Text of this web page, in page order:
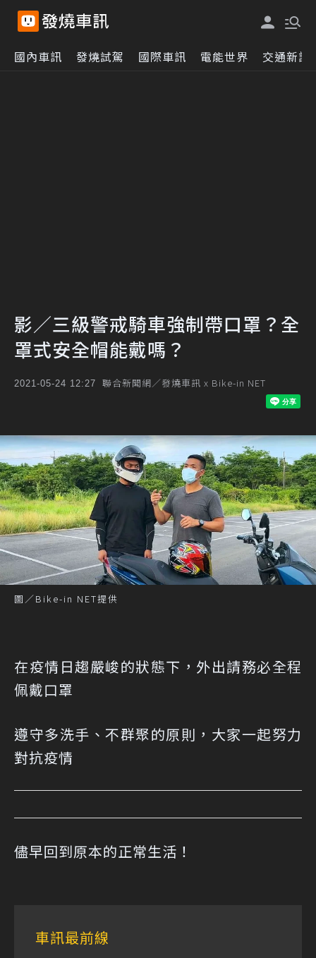
國內車訊 發燒試駕 國際車訊 電能世界 交通新訊
影／三級警戒騎車強制帶口罩？全
罩式安全帽能戴嗎？
2021-05-24 12:27 聯合新聞網／發燒車訊 x Bike-in NET
圖／Bike-in NET提供
在疫情日趨嚴峻的狀態下，外出請務必全程
佩戴口罩
遵守多洗手、不群聚的原則，大家一起努力
對抗疫情
儘早回到原本的正常生活！
車訊最前線